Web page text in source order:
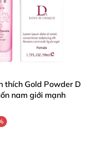
thích Gold Powder D
nam giới mạnh